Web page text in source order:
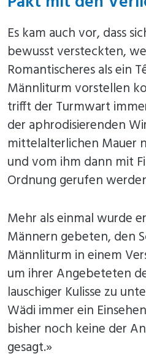
Es kam auch vor, dass
bewusst versteckten,
Romantischeres als ein
Männliturm vorstellen
trifft der Turmwart
der aphrodisierenden
mittelalterlichen Mauer
und vom ihm dann mit
Ordnung gerufen
Mehr als einmal wurde
Männern gebeten, den
Männliturm in einem
um ihrer Angebeteten
lauschiger Kulisse zu
Wädi immer ein
bisher noch keine der
gesagt.»